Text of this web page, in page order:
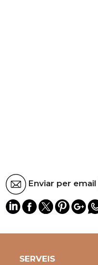
Enviar per email
SERVEIS